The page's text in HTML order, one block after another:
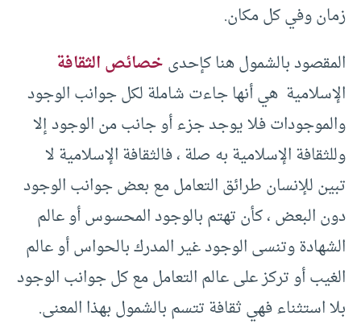
زمان وفي كل مكان.
المقصود بالشمول هنا كإحدىخصائص الثقافة
الإسلامية هي أنها جاءت شاملة لكل جوانب الوجود
والموجودات فلا يوجد جزء أو جانب من الوجود إلا
وللثقافة الإسلامية به صلة ، فالثقافة الإسلامية لا
تبين للإنسان طرائق التعامل مع بعض جوانب الوجود
دون البعض ، كأن تهتم بالوجود المحسوس أو عالم
الشهادة وتنسى الوجود غير المدرك بالحواس أو عالم
الغيب أو تركز على عالم التعامل مع كل جوانب الوجود
بلا استثناء فهي ثقافة تتسم بالشمول بهذا المعنى.